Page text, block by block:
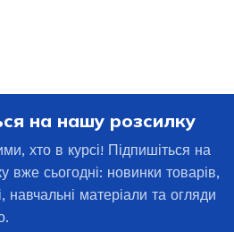
на нашу розсилку
хто в курсі! Підпишіться на
вже сьогодні: новинки товарів,
навчальні матеріали та огляди